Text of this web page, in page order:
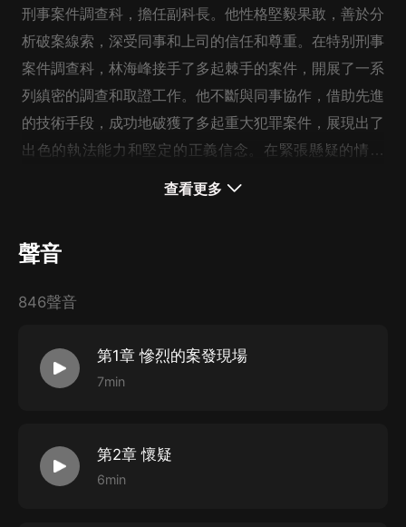
刑事案件調查科，擔任副科長。他性格堅毅果敢，善於分
析破案線索，深受同事和上司的信任和尊重。在特别刑事
案件調查科，林海峰接手了多起棘手的案件，開展了一系
列縝密的調查和取證工作。他不斷與同事協作，借助先進
的技術手段，成功地破獲了多起重大犯罪案件，展現出了
出色的執法能力和堅定的正義信念。在緊張懸疑的情節
查看更多
聲音
846聲音
第1章 慘烈的案發現場
7min
第2章 懷疑
6min